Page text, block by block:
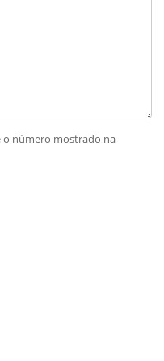
o número mostrado na